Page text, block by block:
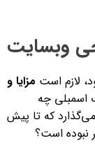
وبسایت
لازم است مزایا و
اسمبلی چه
که تا پیش
نبوده است؟